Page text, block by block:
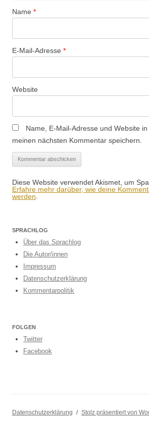
Name *
E-Mail-Adresse *
Website
Name, E-Mail-Adresse und Website
meinen nächsten Kommentar speichern.
Diese Website verwendet Akismet, um
Erfahre mehr darüber, wie deine
werden
SPRACHLOG
Über das Sprachlog
Die Autor/innen
Impressum
Datenschutzerklärung
Kommentarpolitik
FOLGEN
Twitter
Facebook
Datenschutzerklärung Stolz präsentiert von